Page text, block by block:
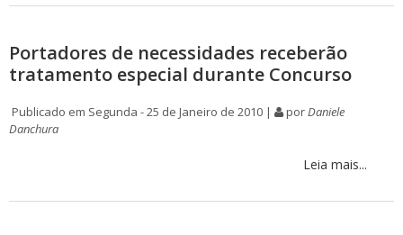
Portadores de necessidades receberão
tratamento especial durante Concurso
Publicado em Segunda - 25 de Janeiro de 2010 | porDaniele
Danchura
Leia mais...